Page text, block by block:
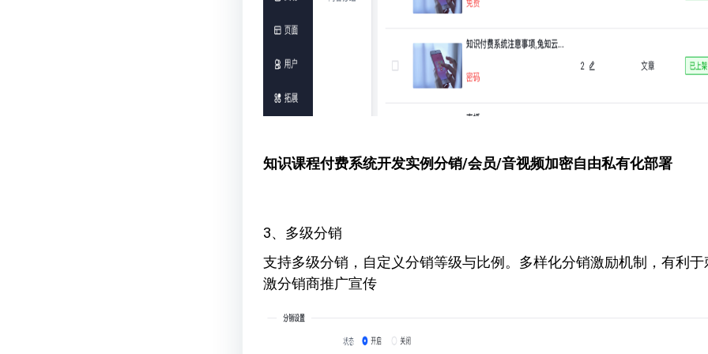
知识课程付费系统开发实例分销/会员/音视频加密自由私有化部署
3、多级分销
支持多级分销，自定义分销等级与比例。多样化分销激励机制，有利于
激分销商推广宣传